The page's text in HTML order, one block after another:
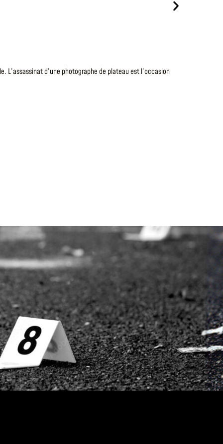
L’assassinat d’une photographe de plateau est l’occasion